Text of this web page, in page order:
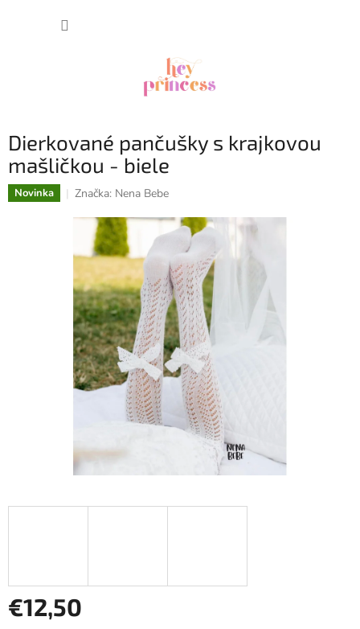
Dierkované pančušky s krajkovou
mašličkou - biele
Novinka Značka: Nena Bebe
€12,50